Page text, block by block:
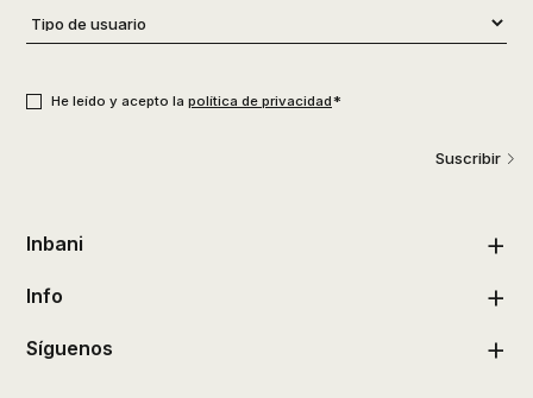
Tipo
de
He leído y acepto la política de privacidad*
Suscribir
Inbani
Info
Síguenos